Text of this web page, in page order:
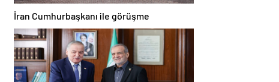
İran Cumhurbaşkanı ile görüşme